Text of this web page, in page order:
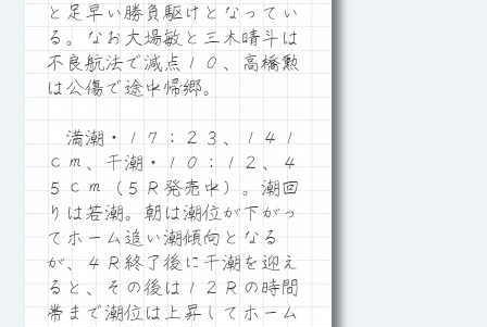
と足早い勝負駆けとなってい
る。なお大場敏と三木晴斗は
不良航法で減点１０、高橋勲
は公傷で途中帰郷。
満潮・１７：２３、１４１
ｃｍ、干潮・１０：１２、４
５ｃｍ（５Ｒ発売中）。潮回
りは若潮。朝は潮位が下がっ
てホーム追い潮傾向となる
が、４Ｒ終了後に干潮を迎え
ると、その後は１２Ｒの時間
帯まで潮位は上昇してホーム